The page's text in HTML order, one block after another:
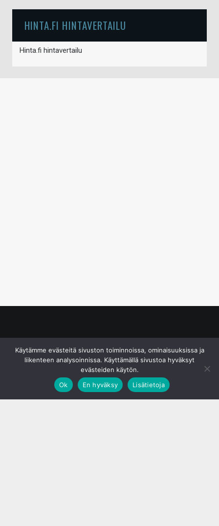
HINTA.FI HINTAVERTAILU
Hinta.fi hintavertailu
Käytämme evästeitä sivuston toiminnoissa, ominaisuuksissa ja
liikenteen analysoinnissa. Käyttämällä sivustoa hyväksyt
evästeiden käytön.
Ok
En hyväksy Lisätietoja